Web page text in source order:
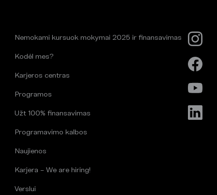
Nemokami kursuok mokymai 2025 ir finansavimas
Kodėl mes?
Karjeros centras
Programos
Užt 100% finansavimas
Programavimo kalbos
Naujienos
Karjera – We are hiring!
Verslui